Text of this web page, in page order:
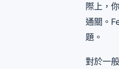
際上，
通關。
題。
對於一